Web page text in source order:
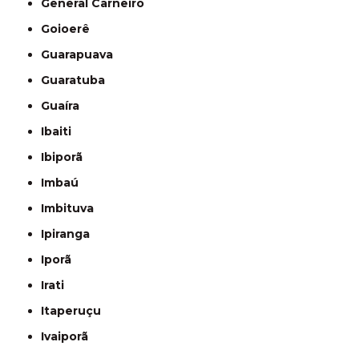
General Carneiro
Goioerê
Guarapuava
Guaratuba
Guaíra
Ibaiti
Ibiporã
Imbaú
Imbituva
Ipiranga
Iporã
Irati
Itaperuçu
Ivaiporã